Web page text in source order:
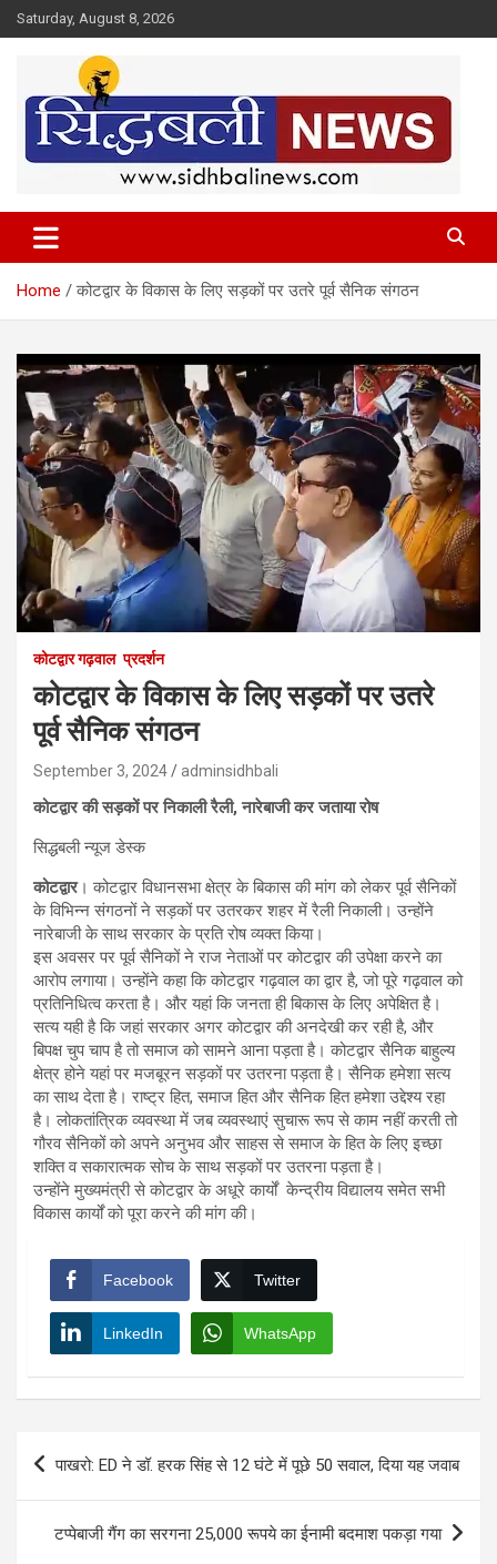
Skip
to
Saturday, August 8, 2026
Sidhbali News
Home कोटद्वार के विकास के लिए सड़कों पर उतरे पूर्व सैनिक संगठन
कोटद्वार गढ़वाल प्रदर्शन
कोटद्वार के विकास के लिए सड़कों पर उतरे
पूर्व सैनिक संगठन
September 3, 2024 adminsidhbali
कोटद्वार की सड़कों पर निकाली रैली, नारेबाजी कर जताया रोष
सिद्धबली न्यूज डेस्क
कोटद्वार। कोटद्वार विधानसभा क्षेत्र के बिकास की मांग को लेकर पूर्व सैनिकों
के विभिन्न संगठनों ने सड़कों पर उतरकर शहर में रैली निकाली। उन्होंने
नारेबाजी के साथ सरकार के प्रति रोष व्यक्त किया।
इस अवसर पर पूर्व सैनिकों ने राज नेताओं पर कोटद्वार की उपेक्षा करने का
आरोप लगाया। उन्होंने कहा कि कोटद्वार गढ़वाल का द्वार है, जो पूरे गढ़वाल को
प्रतिनिधित्व करता है। और यहां कि जनता ही बिकास के लिए अपेक्षित है।
सत्य यही है कि जहां सरकार अगर कोटद्वार की अनदेखी कर रही है, और
बिपक्ष चुप चाप है तो समाज को सामने आना पड़ता है। कोटद्वार सैनिक बाहुल्य
क्षेत्र होने यहां पर मजबूरन सड़कों पर उतरना पड़ता है। सैनिक हमेशा सत्य
का साथ देता है। राष्ट्र हित, समाज हित और सैनिक हित हमेशा उद्देश्य रहा
है। लोकतांत्रिक व्यवस्था में जब व्यवस्थाएं सुचारू रूप से काम नहीं करती तो
गौरव सैनिकों को अपने अनुभव और साहस से समाज के हित के लिए इच्छा
शक्ति व सकारात्मक सोच के साथ सड़कों पर उतरना पड़ता है।
उन्होंने मुख्यमंत्री से कोटद्वार के अधूरे कार्यों केन्द्रीय विद्यालय समेत सभी
विकास कार्यों को पूरा करने की मांग की।
Facebook Twitter
LinkedIn WhatsApp
Post
पाखरो: ED ने डॉ. हरक सिंह से 12 घंटे में पूछे 50 सवाल, दिया यह जवाब
टप्पेबाजी गैंग का सरगना 25,000 रूपये का ईनामी बदमाश पकड़ा गया